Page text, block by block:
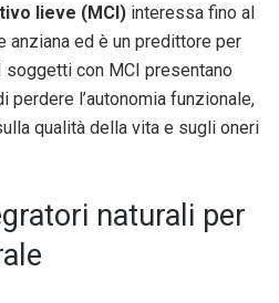
lieve (MCI) interessa fino al
anziana ed è un predittore per
soggetti con MCI presentano
perdere l’autonomia funzionale,
qualità della vita e sugli oneri
naturali per